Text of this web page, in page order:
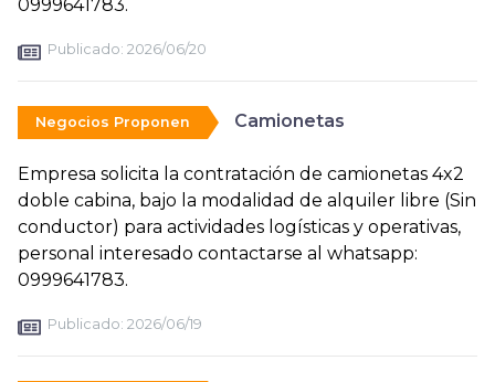
0999641783.
Publicado: 2026/06/20
Negocios Proponen Camionetas
Empresa solicita la contratación de camionetas 4x2
doble cabina, bajo la modalidad de alquiler libre (Sin
conductor) para actividades logísticas y operativas,
personal interesado contactarse al whatsapp:
0999641783.
Publicado: 2026/06/19